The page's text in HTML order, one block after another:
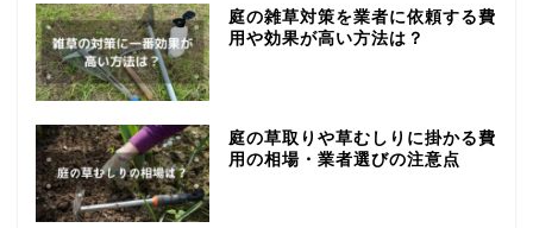
庭の雑草対策を業者に依頼する費
用や効果が高い方法は？
庭の草取りや草むしりに掛かる費
用の相場・業者選びの注意点